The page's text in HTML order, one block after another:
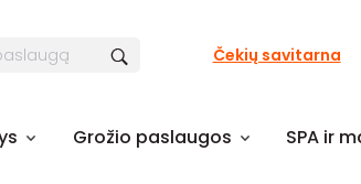
Čekių savitarna
Grožio paslaugos SPA ir